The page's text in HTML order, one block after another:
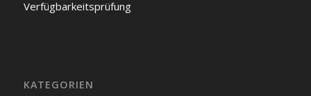
Verfügbarkeitsprüfung
KATEGORIEN